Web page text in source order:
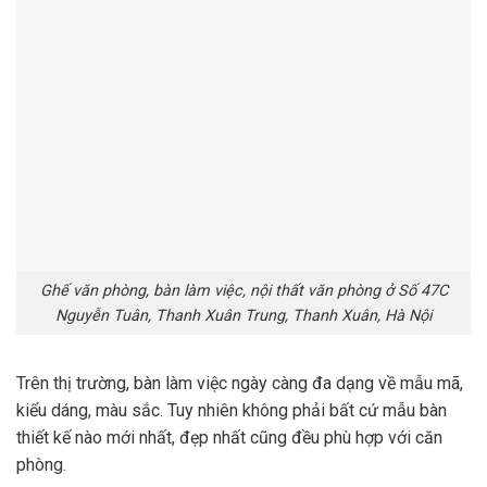
Ghế văn phòng, bàn làm việc, nội thất văn phòng ở Số 47C
Nguyễn Tuân, Thanh Xuân Trung, Thanh Xuân, Hà Nội
Trên thị trường, bàn làm việc ngày càng đa dạng về mẫu mã,
kiểu dáng, màu sắc. Tuy nhiên không phải bất cứ mẫu bàn
thiết kế nào mới nhất, đẹp nhất cũng đều phù hợp với căn
phòng.